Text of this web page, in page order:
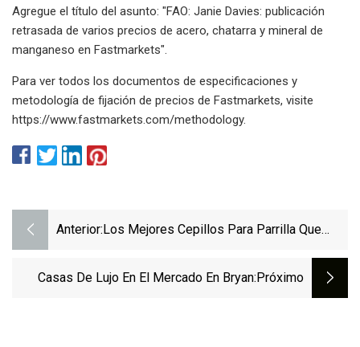
Agregue el título del asunto: "FAO: Janie Davies: publicación
retrasada de varios precios de acero, chatarra y mineral de
manganeso en Fastmarkets".
Para ver todos los documentos de especificaciones y
metodología de fijación de precios de Fastmarkets, visite
https://www.fastmarkets.com/methodology.
Anterior: Los Mejores Cepillos Para Parrilla Que
Casas De Lujo En El Mercado En Bryan:próximo